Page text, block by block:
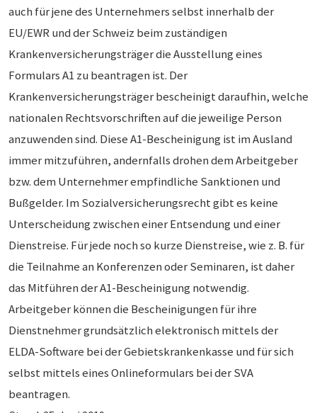
auch für jene des Unternehmers selbst innerhalb der
EU/EWR und der Schweiz beim zuständigen
Krankenversicherungsträger die Ausstellung eines
Formulars A1 zu beantragen ist. Der
Krankenversicherungsträger bescheinigt daraufhin, welche
nationalen Rechtsvorschriften auf die jeweilige Person
anzuwenden sind. Diese A1-Bescheinigung ist im Ausland
immer mitzuführen, andernfalls drohen dem Arbeitgeber
bzw. dem Unternehmer empfindliche Sanktionen und
Bußgelder. Im Sozialversicherungsrecht gibt es keine
Unterscheidung zwischen einer Entsendung und einer
Dienstreise. Für jede noch so kurze Dienstreise, wie z. B. für
die Teilnahme an Konferenzen oder Seminaren, ist daher
das Mitführen der A1-Bescheinigung notwendig.
Arbeitgeber können die Bescheinigungen für ihre
Dienstnehmer grundsätzlich elektronisch mittels der
ELDA-Software bei der Gebietskrankenkasse und für sich
selbst mittels eines Onlineformulars bei der SVA
beantragen.